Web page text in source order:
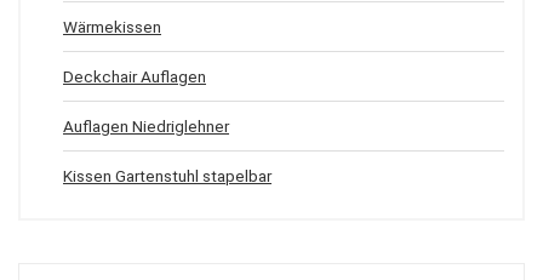
Wärmekissen
Deckchair Auflagen
Auflagen Niedriglehner
Kissen Gartenstuhl stapelbar